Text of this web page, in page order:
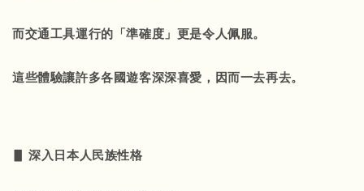
而交通工具運行的「準確度」更是令人佩服。
這些體驗讓許多各國遊客深深喜愛，因而一去再去。
▋ 深入日本人民族性格